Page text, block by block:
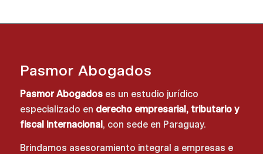
Pasmor Abogados
Pasmor Abogadoses un estudio jurídico
especializado en derecho empresarial, tributario y
fiscal internacional, con sede en Paraguay.
Brindamos asesoramiento integral a empresas e